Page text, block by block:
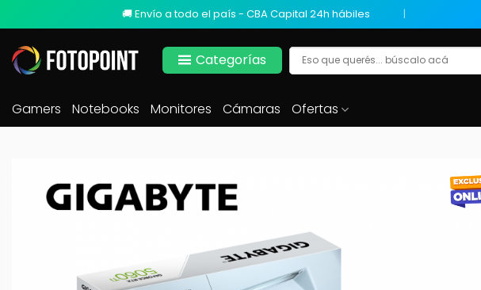
🚚 Envío a todo el país - CBA Capital 24h hábiles
Categorías
Gamers Notebooks Monitores Cámaras Ofertas